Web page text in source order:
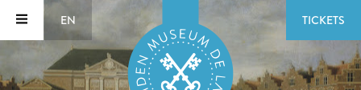
EN TICKETS